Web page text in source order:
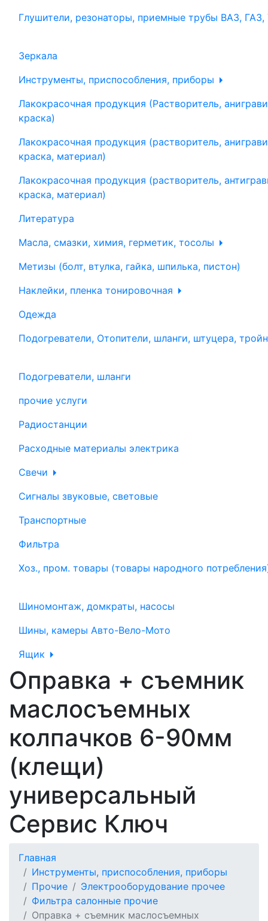
Глушители, резонаторы, приемные трубы ВАЗ, ГАЗ,
Зеркала
Инструменты, приспособления, приборы
Лакокрасочная продукция (Растворитель,
краска)
Лакокрасочная продукция (растворитель,
краска, материал)
Лакокрасочная продукция (растворитель,
краска, материал)
Литература
Масла, смазки, химия, герметик, тосолы
Метизы (болт, втулка, гайка, шпилька, пистон)
Наклейки, пленка тонировочная
Одежда
Подогреватели, Отопители, шланги, штуцера,
Подогреватели, шланги
прочие услуги
Радиостанции
Расходные материалы электрика
Свечи
Сигналы звуковые, световые
Транспортные
Фильтра
Хоз., пром. товары (товары народного
Шиномонтаж, домкраты, насосы
Шины, камеры Авто-Вело-Мото
Ящик
Оправка + съемник
маслосъемных
колпачков 6-90мм
(клещи)
универсальный
Сервис Ключ
Главная
Инструменты, приспособления, приборы
Прочие
Электрооборудование прочее
Фильтра салонные прочие
Оправка + съемник маслосъемных